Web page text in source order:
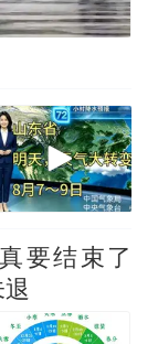
要结束了